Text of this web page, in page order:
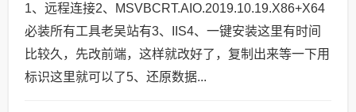
1、远程连接2、MSVBCRT.AIO.2019.10.19.X86+X64
必装所有工具老吴站有3、IIS4、一键安装这里有时间
比较久，先改前端，这样就改好了，复制出来等一下用
标识这里就可以了5、还原数据...